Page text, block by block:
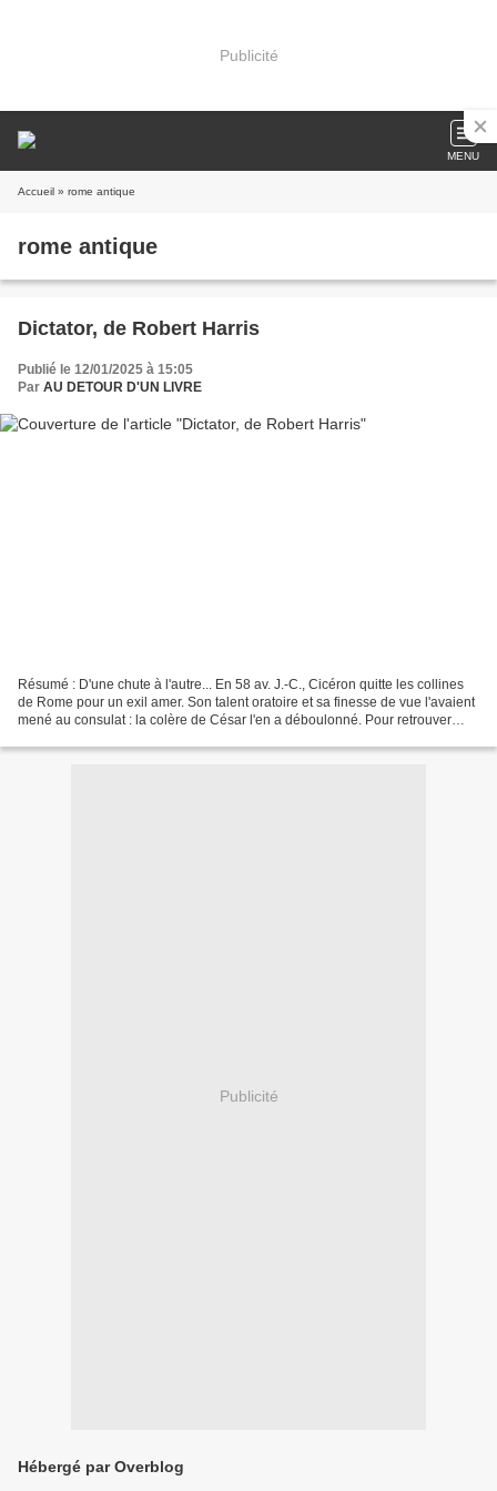
Publicité
MENU
Accueil » rome antique
rome antique
Dictator, de Robert Harris
Publié le 12/01/2025 à 15:05
Par AU DETOUR D'UN LIVRE
Résumé : D'une chute à l'autre... En 58 av. J.-C., Cicéron quitte les collines
de Rome pour un exil amer. Son talent oratoire et sa finesse de vue l'avaient
mené au consulat : la colère de César l'en a déboulonné. Pour retrouver
Publicité
Hébergé par Overblog